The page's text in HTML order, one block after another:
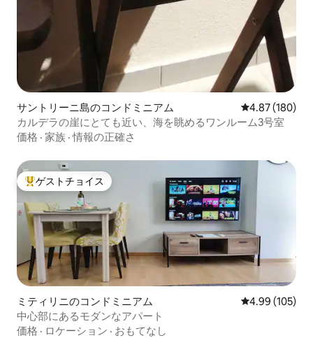
サントリーニ島のコンドミニアム レビュー180
4.87 (180)
カルデラの崖にとても近い、海を眺めるワンルーム3号室
価格 · 家族 ·情報の正確さ
大好評のゲストチョイスです。
ゲストチョイス
ミティリニのコンドミニアム レビュー105
4.99 (105)
中心部にあるモダンなアパート
価格 · ロケーション · おもてなし